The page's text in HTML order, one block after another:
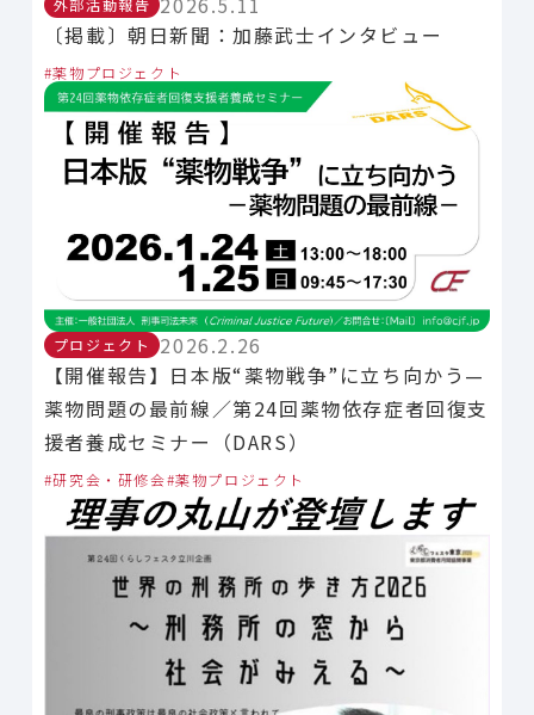
〔掲載〕朝日新聞：加藤武士インタビュー
薬物プロジェクト
プロジェクト
2026.2.26
【開催報告】日本版“薬物戦争”に立ち向かう—
薬物問題の最前線／第24回薬物依存症者回復支
援者養成セミナー（DARS）
研究会・研修会 薬物プロジェクト